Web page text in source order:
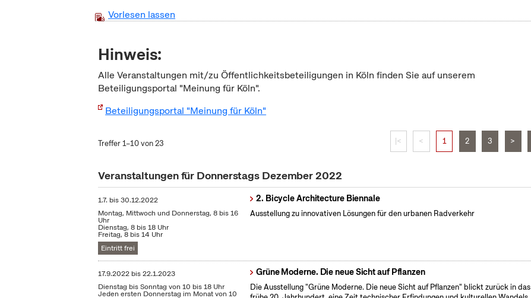
Vorlesen lassen
Hinweis:
Alle Veranstaltungen mit/zu Öffentlichkeitsbeteiligungen in Köln finden Sie auf unserem
Beteiligungsportal "Meinung für Köln".
Beteiligungsportal "Meinung für Köln"
Treffer 1–10 von 23 |< < 1 2 3 >
Veranstaltungen für Donnerstags Dezember 2022
1.7. bis30.12.2022
Montag, Mittwoch und Donnerstag, 8 bis 16
Uhr
Dienstag, 8 bis 18 Uhr
Freitag, 8 bis 14 Uhr
Eintritt frei
2. Bicycle Architecture Biennale
Ausstellung zu innovativen Lösungen für den urbanen Radverkehr
17.9.2022 bis22.1.2023
Dienstag bis Sonntag von 10 bis 18 Uhr
Jeden ersten Donnerstag im Monat von 10
Grüne Moderne. Die neue Sicht auf Pflanzen
Die Ausstellung "Grüne Moderne. Die neue Sicht auf Pflanzen" blickt zurück in das